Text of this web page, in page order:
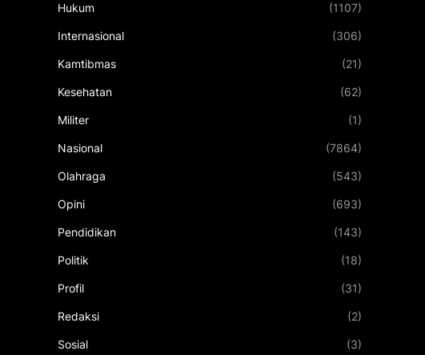
Hukum (1107)
Internasional (306)
Kamtibmas (21)
Kesehatan (62)
Militer (1)
Nasional (7864)
Olahraga (543)
Opini (693)
Pendidikan (143)
Politik (18)
Profil (31)
Redaksi (2)
Sosial (3)